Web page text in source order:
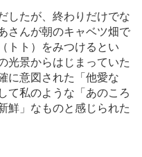
したが、終わりだけでな
さんが朝のキャベツ畑で
トト）をみつけるとい
光景からはじまっていた
に意図された「他愛な
て私のような「あのころ
鮮」なものと感じられた